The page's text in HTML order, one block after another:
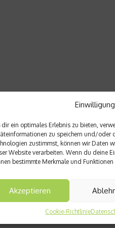
dir ein optimales Erlebnis zu bieten,
zu speichern und/oder
zustimmst, können wir Daten
Website verarbeiten. Wenn du deine
bestimmte Merkmale und
Akzeptieren
Cookie-Richtlinie